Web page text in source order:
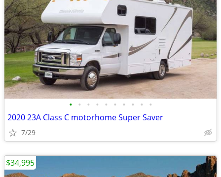
• • • • • • • • • •
2020 23A Class C motorhome Super Saver
7/29
$34,995